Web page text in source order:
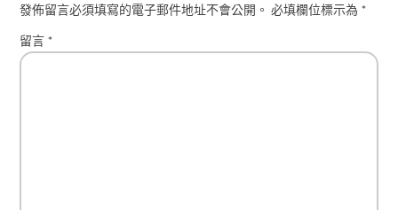
發佈留言必須填寫的電子郵件地址不會公開。 必填欄位標示為 *
留言 *